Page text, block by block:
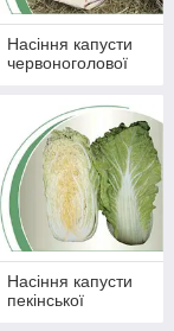
Насіння капусти
червоноголової
Насіння капусти
пекінської